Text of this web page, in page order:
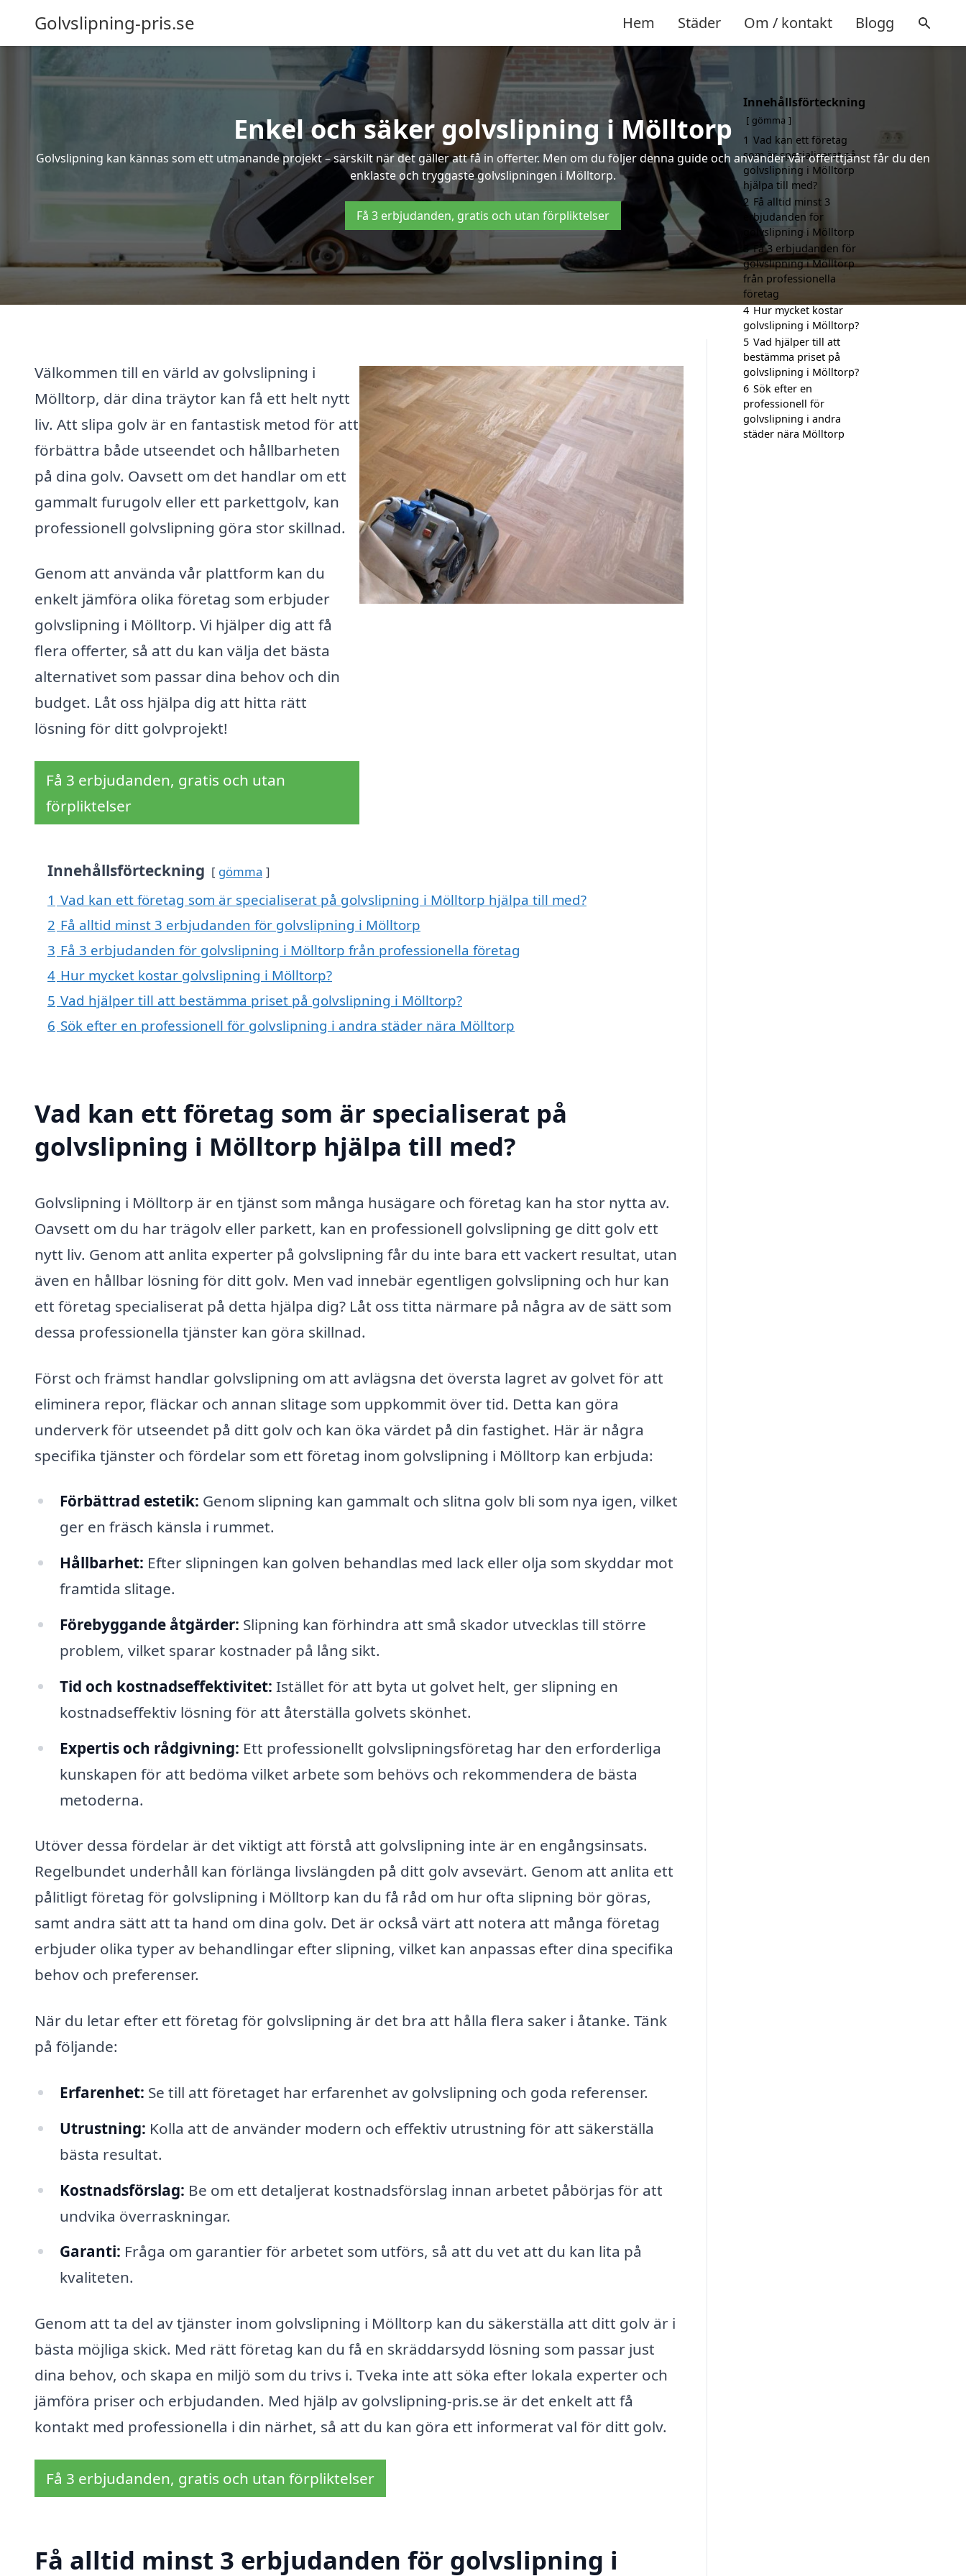
Golvslipning-pris.se Hem Städer Om / kontakt Blogg
Enkel och säker golvslipning i Mölltorp
Golvslipning kan kännas som ett utmanande projekt – särskilt när det gäller att få in offerter. Men om du följer denna guide och använder vår offerttjänst får du den
enklaste och tryggaste golvslipningen i Mölltorp.
Få 3 erbjudanden, gratis och utan förpliktelser
Välkommen till en värld av golvslipning i
Mölltorp, där dina träytor kan få ett helt nytt
liv. Att slipa golv är en fantastisk metod för att
förbättra både utseendet och hållbarheten
på dina golv. Oavsett om det handlar om ett
gammalt furugolv eller ett parkettgolv, kan
professionell golvslipning göra stor skillnad.
Genom att använda vår plattform kan du
enkelt jämföra olika företag som erbjuder
golvslipning i Mölltorp. Vi hjälper dig att få
flera offerter, så att du kan välja det bästa
alternativet som passar dina behov och din
budget. Låt oss hjälpa dig att hitta rätt
lösning för ditt golvprojekt!
Få 3 erbjudanden, gratis och utan
förpliktelser
Innehållsförteckning gömma
1 Vad kan ett företag som är specialiserat på golvslipning i Mölltorp hjälpa till med?
2 Få alltid minst 3 erbjudanden för golvslipning i Mölltorp
3 Få 3 erbjudanden för golvslipning i Mölltorp från professionella företag
4 Hur mycket kostar golvslipning i Mölltorp?
5 Vad hjälper till att bestämma priset på golvslipning i Mölltorp?
6 Sök efter en professionell för golvslipning i andra städer nära Mölltorp
Vad kan ett företag som är specialiserat på
golvslipning i Mölltorp hjälpa till med?
Golvslipning i Mölltorp är en tjänst som många husägare och företag kan ha stor nytta av.
Oavsett om du har trägolv eller parkett, kan en professionell golvslipning ge ditt golv ett
nytt liv. Genom att anlita experter på golvslipning får du inte bara ett vackert resultat, utan
även en hållbar lösning för ditt golv. Men vad innebär egentligen golvslipning och hur kan
ett företag specialiserat på detta hjälpa dig? Låt oss titta närmare på några av de sätt som
dessa professionella tjänster kan göra skillnad.
Först och främst handlar golvslipning om att avlägsna det översta lagret av golvet för att
eliminera repor, fläckar och annan slitage som uppkommit över tid. Detta kan göra
underverk för utseendet på ditt golv och kan öka värdet på din fastighet. Här är några
specifika tjänster och fördelar som ett företag inom golvslipning i Mölltorp kan erbjuda:
Förbättrad estetik: Genom slipning kan gammalt och slitna golv bli som nya igen, vilket
ger en fräsch känsla i rummet.
Hållbarhet: Efter slipningen kan golven behandlas med lack eller olja som skyddar mot
framtida slitage.
Förebyggande åtgärder: Slipning kan förhindra att små skador utvecklas till större
problem, vilket sparar kostnader på lång sikt.
Tid och kostnadseffektivitet: Istället för att byta ut golvet helt, ger slipning en
kostnadseffektiv lösning för att återställa golvets skönhet.
Expertis och rådgivning: Ett professionellt golvslipningsföretag har den erforderliga
kunskapen för att bedöma vilket arbete som behövs och rekommendera de bästa
metoderna.
Utöver dessa fördelar är det viktigt att förstå att golvslipning inte är en engångsinsats.
Regelbundet underhåll kan förlänga livslängden på ditt golv avsevärt. Genom att anlita ett
pålitligt företag för golvslipning i Mölltorp kan du få råd om hur ofta slipning bör göras,
samt andra sätt att ta hand om dina golv. Det är också värt att notera att många företag
erbjuder olika typer av behandlingar efter slipning, vilket kan anpassas efter dina specifika
behov och preferenser.
När du letar efter ett företag för golvslipning är det bra att hålla flera saker i åtanke. Tänk
på följande:
Erfarenhet: Se till att företaget har erfarenhet av golvslipning och goda referenser.
Utrustning: Kolla att de använder modern och effektiv utrustning för att säkerställa
bästa resultat.
Kostnadsförslag: Be om ett detaljerat kostnadsförslag innan arbetet påbörjas för att
undvika överraskningar.
Garanti: Fråga om garantier för arbetet som utförs, så att du vet att du kan lita på
kvaliteten.
Genom att ta del av tjänster inom golvslipning i Mölltorp kan du säkerställa att ditt golv är i
bästa möjliga skick. Med rätt företag kan du få en skräddarsydd lösning som passar just
dina behov, och skapa en miljö som du trivs i. Tveka inte att söka efter lokala experter och
jämföra priser och erbjudanden. Med hjälp av golvslipning-pris.se är det enkelt att få
kontakt med professionella i din närhet, så att du kan göra ett informerat val för ditt golv.
Få 3 erbjudanden, gratis och utan förpliktelser
Få alltid minst 3 erbjudanden för golvslipning i
Innehållsförteckning
gömma
1 Vad kan ett företag
som är specialiserat på
golvslipning i Mölltorp
hjälpa till med?
2 Få alltid minst 3
erbjudanden för
golvslipning i Mölltorp
3 Få 3 erbjudanden för
golvslipning i Mölltorp
från professionella
företag
4 Hur mycket kostar
golvslipning i Mölltorp?
5 Vad hjälper till att
bestämma priset på
golvslipning i Mölltorp?
6 Sök efter en
professionell för
golvslipning i andra
städer nära Mölltorp